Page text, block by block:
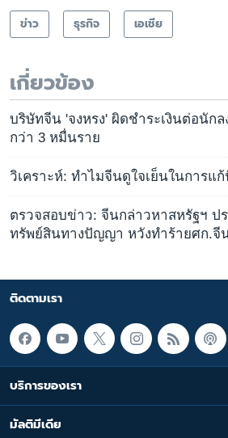
ข่าว
ธุรกิจ เอเชีย
เกี่ยวข้อง
บริษัทจีน 'จงหรง' ผิดชำระเงินต่อนัก
กว่า 3 หมื่นราย
วิเคราะห์: ทำไมจีนดูใจเย็นในการแ
ตรวจสอบข่าว: จีนกล่าวหาสหรัฐฯ ป
ทรัพย์สินทางปัญญา หวังทำร้ายศก.จี
ติดตามเรา
บริการของเรา
มัลติมีเดีย